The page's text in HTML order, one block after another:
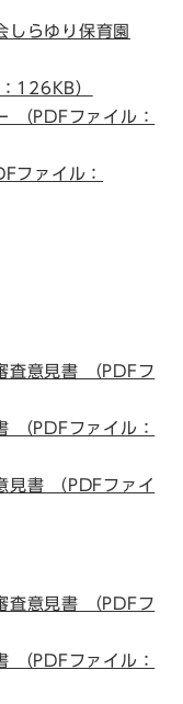
しらゆり保育園
126KB）
（PDFファイル：
ファイル：
査意見書 （PDFフ
（PDFファイル：
見書 （PDFファイ
査意見書 （PDFフ
（PDFファイル：